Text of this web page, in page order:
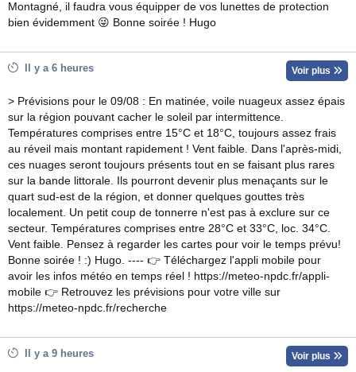
Montagné, il faudra vous équipper de vos lunettes de protection
bien évidemment 😜 Bonne soirée ! Hugo
Il y a 6 heures Voir plus
> Prévisions pour le 09/08 : En matinée, voile nuageux assez épais
sur la région pouvant cacher le soleil par intermittence.
Températures comprises entre 15°C et 18°C, toujours assez frais
au réveil mais montant rapidement ! Vent faible. Dans l'après-midi,
ces nuages seront toujours présents tout en se faisant plus rares
sur la bande littorale. Ils pourront devenir plus menaçants sur le
quart sud-est de la région, et donner quelques gouttes très
localement. Un petit coup de tonnerre n'est pas à exclure sur ce
secteur. Températures comprises entre 28°C et 33°C, loc. 34°C.
Vent faible. Pensez à regarder les cartes pour voir le temps prévu!
Bonne soirée ! :) Hugo. ---- 👉 Téléchargez l'appli mobile pour
avoir les infos météo en temps réel ! https://meteo-npdc.fr/appli-
mobile 👉 Retrouvez les prévisions pour votre ville sur
https://meteo-npdc.fr/recherche
Il y a 9 heures Voir plus